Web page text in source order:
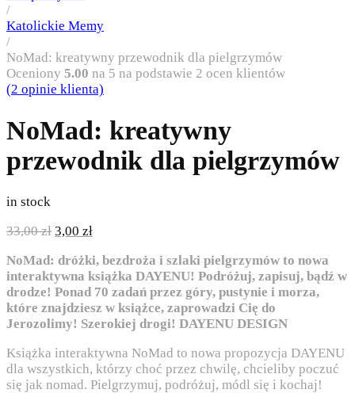
/
Katolickie Memy
/
NoMad: kreatywny przewodnik dla pielgrzymów
Oceniony 5.00 na 5 na podstawie 2 ocen klientów
(2 opinie klienta)
NoMad: kreatywny
przewodnik dla pielgrzymów
in stock
33,00zł Pierwotna
wynosiła:
33,00 zł.
3,00 złAktualna
wynosi:
3,00 zł.
NoMad: dróżki, bezdroża i szlaki pielgrzymów to nowa
interaktywna książka DAYENU! Podróżuj, zapisuj, bądź w
drodze! Ponad 70 zadań przez góry, pustynie i morza,
które znajdziesz w książce, zaprowadzi Cię do
Jerozolimy! Szerokiej drogi! DAYENU DESIGN
Książka interaktywna NoMad to nowa propozycja DAYENU
dla wszystkich, którzy choć przez chwilę, chcieliby poczuć
się jak nomad. Pielgrzymuj, podróżuj, módl się i kochaj!